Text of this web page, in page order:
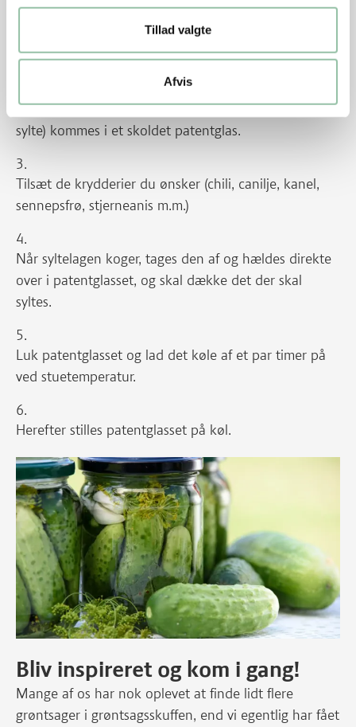
Tillad valgte
Afvis
Alle ingredienser hældes i en gryde og koges op
Frugt, bær, grønt eller nødder (det man ønsker at
sylte) kommes i et skoldet patentglas.
Tilsæt de krydderier du ønsker (chili, canilje, kanel,
sennepsfrø, stjerneanis m.m.)
Når syltelagen koger, tages den af og hældes direkte
over i patentglasset, og skal dække det der skal
syltes.
Luk patentglasset og lad det køle af et par timer på
ved stuetemperatur.
Herefter stilles patentglasset på køl.
Bliv inspireret og kom i gang!
Mange af os har nok oplevet at finde lidt flere
grøntsager i grøntsagsskuffen, end vi egentlig har fået